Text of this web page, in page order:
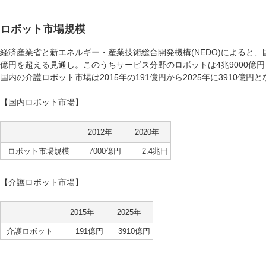
ロボット市場規模
経済産業省と新エネルギー・産業技術総合開発機構(NEDO)によると
億円を超える見通し。このうちサービス分野のロボットは4兆9000億
国内の介護ロボット市場は2015年の191億円から2025年に3910億円と
【国内ロボット市場】
2012年 2020年
ロボット市場規模 7000億円 2.4兆円
【介護ロボット市場】
2015年 2025年
介護ロボット 191億円 3910億円